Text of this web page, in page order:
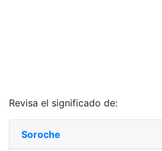
Revisa el significado de:
Soroche